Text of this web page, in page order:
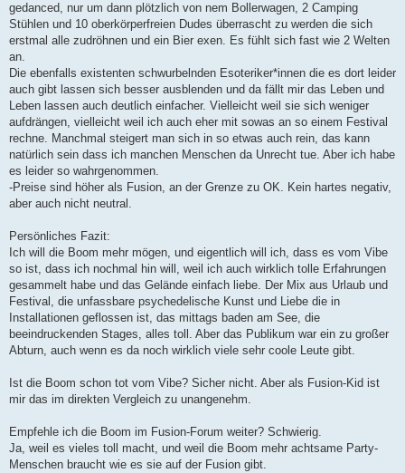
gedanced, nur um dann plötzlich von nem Bollerwagen, 2 Camping
Stühlen und 10 oberkörperfreien Dudes überrascht zu werden die sich
erstmal alle zudröhnen und ein Bier exen. Es fühlt sich fast wie 2 Welten
an.
Die ebenfalls existenten schwurbelnden Esoteriker*innen die es dort leider
auch gibt lassen sich besser ausblenden und da fällt mir das Leben und
Leben lassen auch deutlich einfacher. Vielleicht weil sie sich weniger
aufdrängen, vielleicht weil ich auch eher mit sowas an so einem Festival
rechne. Manchmal steigert man sich in so etwas auch rein, das kann
natürlich sein dass ich manchen Menschen da Unrecht tue. Aber ich habe
es leider so wahrgenommen.
-Preise sind höher als Fusion, an der Grenze zu OK. Kein hartes negativ,
aber auch nicht neutral.
Persönliches Fazit:
Ich will die Boom mehr mögen, und eigentlich will ich, dass es vom Vibe
so ist, dass ich nochmal hin will, weil ich auch wirklich tolle Erfahrungen
gesammelt habe und das Gelände einfach liebe. Der Mix aus Urlaub und
Festival, die unfassbare psychedelische Kunst und Liebe die in
Installationen geflossen ist, das mittags baden am See, die
beeindruckenden Stages, alles toll. Aber das Publikum war ein zu großer
Abturn, auch wenn es da noch wirklich viele sehr coole Leute gibt.
Ist die Boom schon tot vom Vibe? Sicher nicht. Aber als Fusion-Kid ist
mir das im direkten Vergleich zu unangenehm.
Empfehle ich die Boom im Fusion-Forum weiter? Schwierig.
Ja, weil es vieles toll macht, und weil die Boom mehr achtsame Party-
Menschen braucht wie es sie auf der Fusion gibt.